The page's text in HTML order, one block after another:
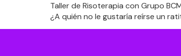
Taller de Risoterapia con Grupo
¿A quién no le gustaría reírse un